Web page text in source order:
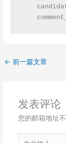
← 前一篇文章
发表评论
您的邮箱地址不